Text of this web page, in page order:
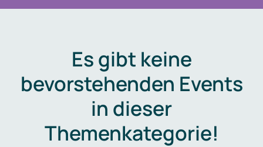
Es gibt keine
bevorstehenden Events
in dieser
Themenkategorie!